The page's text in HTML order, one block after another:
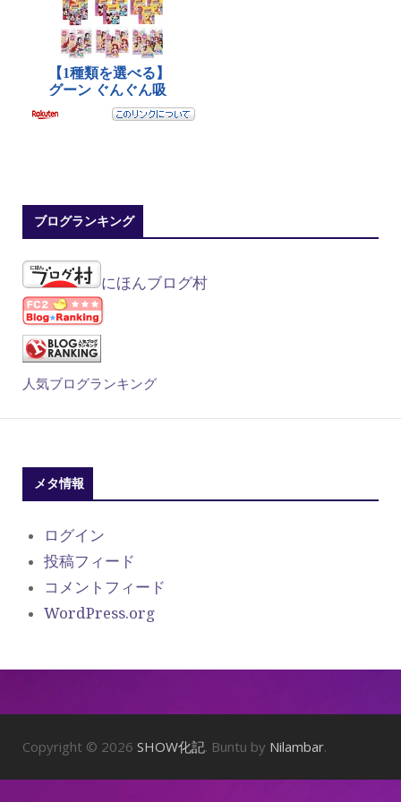
ブログランキング
にほんブログ村
人気ブログランキング
メタ情報
ログイン
投稿フィード
コメントフィード
WordPress.org
Copyright © 2026 SHOW化記. Buntu by Nilambar.